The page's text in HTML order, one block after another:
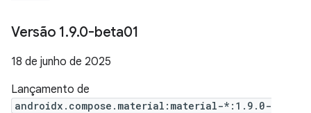
Versão 1.9.0-beta01
18 de junho de 2025
Lançamento de
androidx.compose.material:material-*:1.9.0-